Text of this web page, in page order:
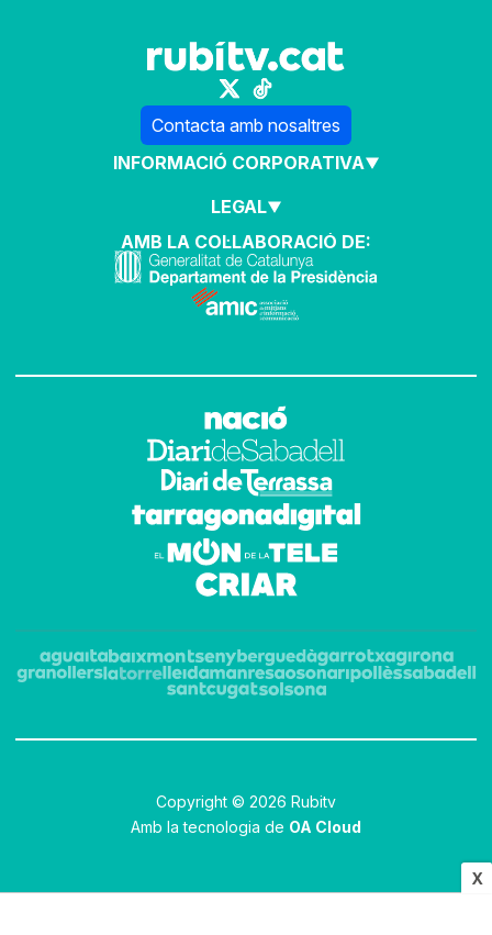
X
Contacta amb nosaltres
INFORMACIÓ CORPORATIVA
LEGAL
AMB LA COL·LABORACIÓ DE:
Copyright © 2026 Rubitv
Amb la tecnologia de OA Cloud